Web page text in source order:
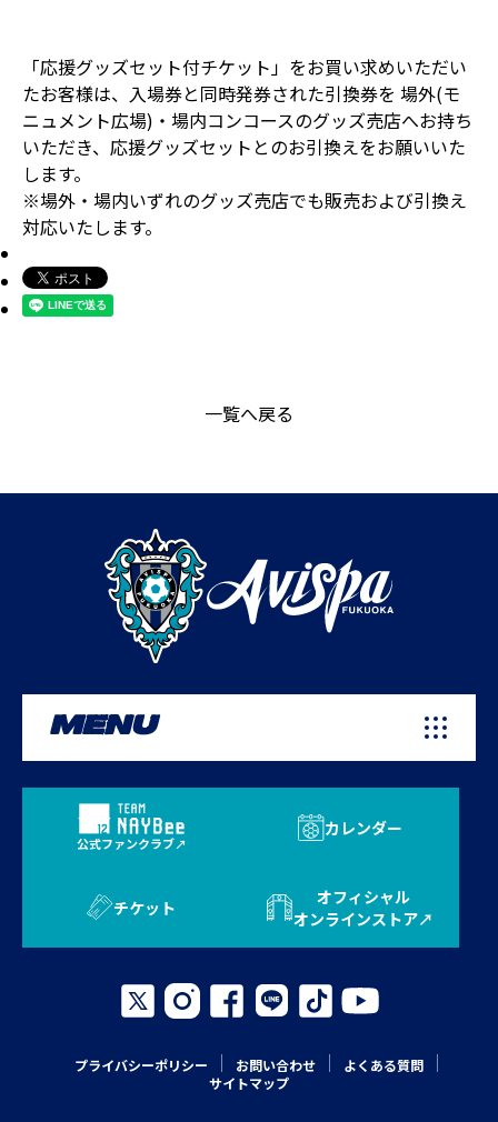
「応援グッズセット付チケット」をお買い求めいただい
たお客様は、入場券と同時発券された引換券を 場外(モ
ニュメント広場)・場内コンコースのグッズ売店へお持ち
いただき、応援グッズセットとのお引換えをお願いいた
します。
※場外・場内いずれのグッズ売店でも販売および引換え
対応いたします。
一覧へ戻る
MENU
公式ファンクラブ
カレンダー
チケット
オフィシャル
オンラインストア
プライバシーポリシー お問い合わせ
よくある質問
サイトマップ